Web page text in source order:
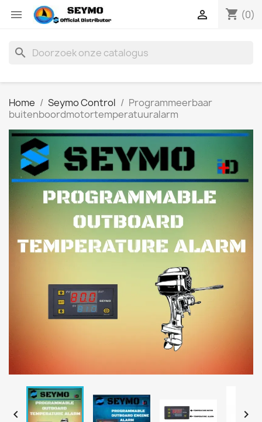
 shopping_cart (0)

search
Home Seymo Control
Programmeerbaar
buitenboordmotortemperatuuralarm
 